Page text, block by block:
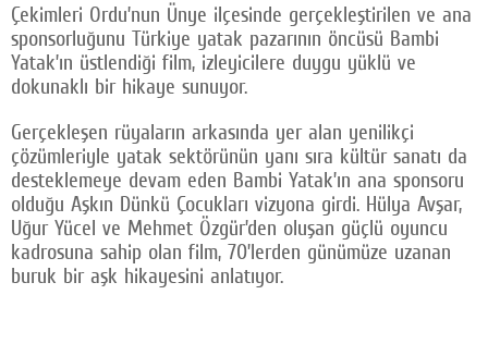
Facebook
Twitter
Google Plus
© 2026 TÜM HAKLARI SAKLIDIR
Çekimleri Ordu’nun Ünye ilçesinde gerçekleştirilen ve ana
sponsorluğunu Türkiye yatak pazarının öncüsü Bambi
Yatak’ın üstlendiği film, izleyicilere duygu yüklü ve
dokunaklı bir hikaye sunuyor.
Gerçekleşen rüyaların arkasında yer alan yenilikçi
çözümleriyle yatak sektörünün yanı sıra kültür sanatı da
desteklemeye devam eden Bambi Yatak’ın ana sponsoru
olduğu Aşkın Dünkü Çocukları vizyona girdi. Hülya Avşar,
Uğur Yücel ve Mehmet Özgür’den oluşan güçlü oyuncu
kadrosuna sahip olan film, 70’lerden günümüze uzanan
buruk bir aşk hikayesini anlatıyor.